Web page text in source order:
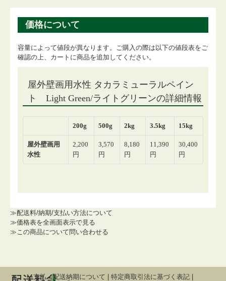
価格について
容量によって値段が異なります。ご購入の際は以下の値段表をご
確認の上、カートに商品を追加してください。
≫配送料/納期/支払い方法について
≫価格表を全画面表示で見る
≫この商品について問い合わせる
支払・配送納期について 特定商取引法に基づく表記|